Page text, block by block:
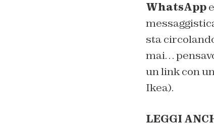
WhatsApp
sta
mai…
un link con
Ikea).
LEGGI